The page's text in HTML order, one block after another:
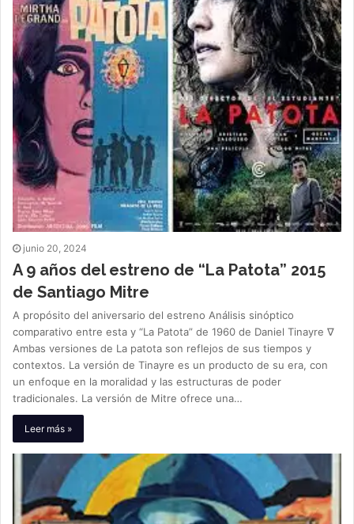
junio 20, 2024
A 9 años del estreno de “La Patota” 2015
de Santiago Mitre
A propósito del aniversario del estreno Análisis sinóptico
comparativo entre esta y “La Patota” de 1960 de Daniel Tinayre ∇
Ambas versiones de La patota son reflejos de sus tiempos y
contextos. La versión de Tinayre es un producto de su era, con
un enfoque en la moralidad y las estructuras de poder
tradicionales. La versión de Mitre ofrece una…
Leer más »